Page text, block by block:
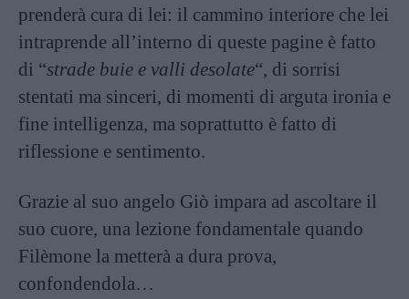
prenderà cura di lei: il cammino interiore che lei
intraprende all’interno di queste pagine è fatto
di “strade buie e valli desolate“, di sorrisi
stentati ma sinceri, di momenti di arguta ironia e
fine intelligenza, ma soprattutto è fatto di
riflessione e sentimento.
Grazie al suo angelo Giò impara ad ascoltare il
suo cuore, una lezione fondamentale quando
Filèmone la metterà a dura prova,
confondendola…